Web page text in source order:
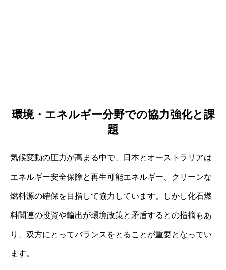
環境・エネルギー分野での協力強化と課
題
気候変動の圧力が高まる中で、日本とオーストラリアは
エネルギー安全保障と再生可能エネルギー、クリーンな
燃料源の確保を目指して協力しています。しかし化石燃
料関連の投資や輸出が環境政策と矛盾するとの指摘もあ
り、双方にとってバランスをとることが重要となってい
ます。